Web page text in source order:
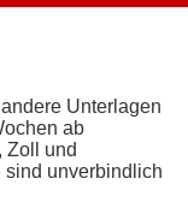
Unterlagen
ab
Zoll und
sind unverbindlich